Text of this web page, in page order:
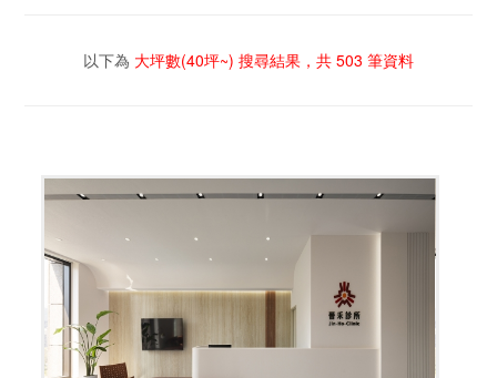
以下為 大坪數(40坪~) 搜尋結果，共 503 筆資料